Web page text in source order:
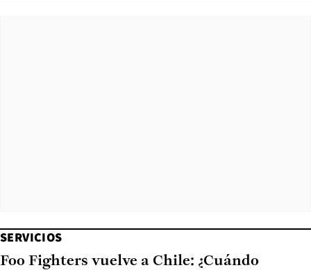
SERVICIOS
Foo Fighters vuelve a Chile: ¿Cuándo